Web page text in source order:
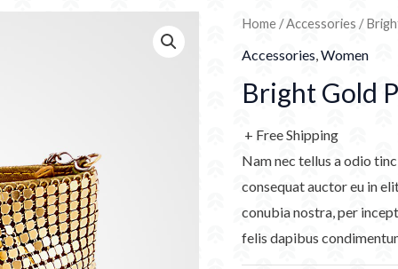
Home /Accessories /
Accessories,Women
Bright Gold
+ Free Shipping
Nam nec tellus a odio
consequat auctor eu in
conubia nostra, per
felis dapibus